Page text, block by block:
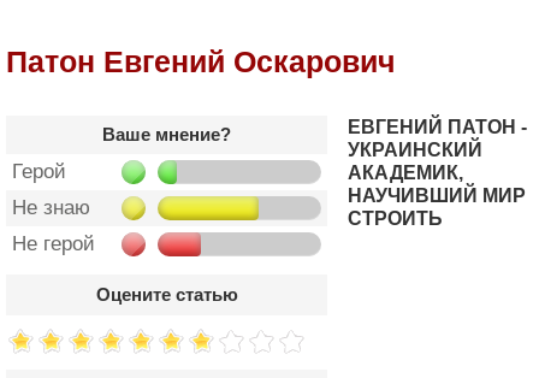
Патон Евгений Оскарович
Ваше мнение?
Герой
Не знаю
Не герой
Оцените статью
ЕВГЕНИЙ ПАТОН -
УКРАИНСКИЙ
АКАДЕМИК,
НАУЧИВШИЙ МИР
СТРОИТЬ